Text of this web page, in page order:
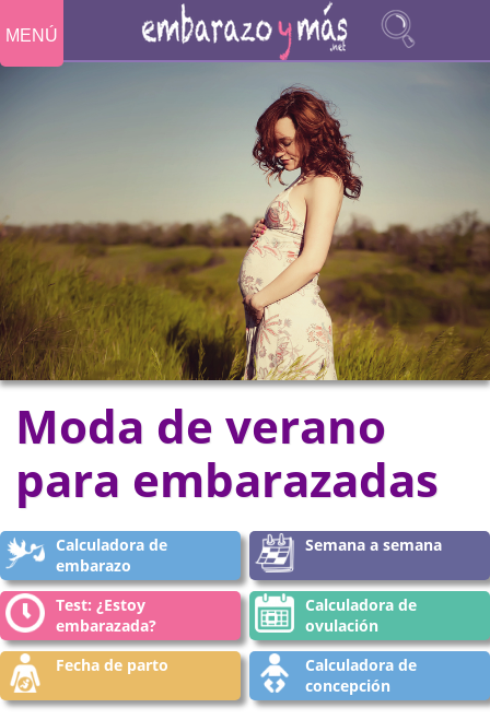
MENÚ
Moda de verano
para embarazadas
Calculadora de
embarazo
Semana a semana
Test: ¿Estoy
embarazada?
Calculadora de
ovulación
Fecha de parto
Calculadora de
concepción